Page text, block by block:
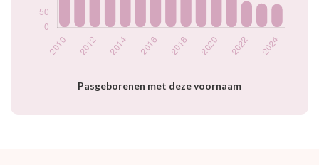
Pasgeborenen met deze voornaam
Popularité du
81
79